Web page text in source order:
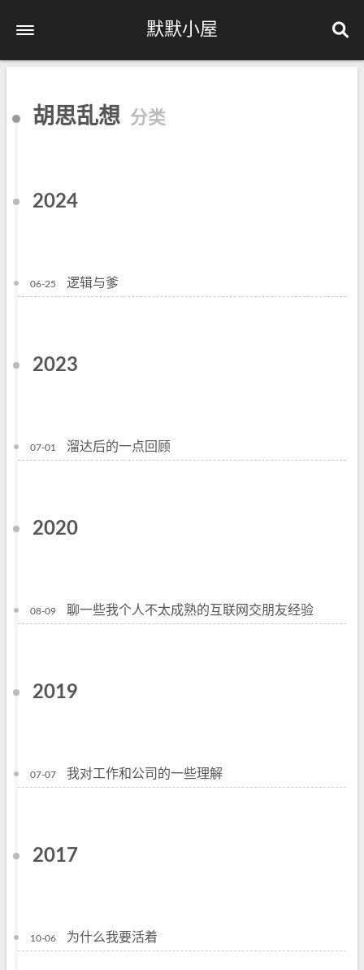
默默小屋
归档
胡思乱想 分类
2024
06-25 逻辑与爹
2023
07-01 溜达后的一点回顾
2020
08-09 聊一些我个人不太成熟的互联网交朋友经验
2019
07-07 我对工作和公司的一些理解
2017
10-06 为什么我要活着